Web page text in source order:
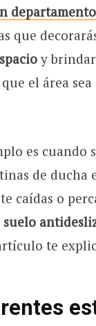
departamento
que
y
el área
es cuando
de ducha
caídas o
suelo
te